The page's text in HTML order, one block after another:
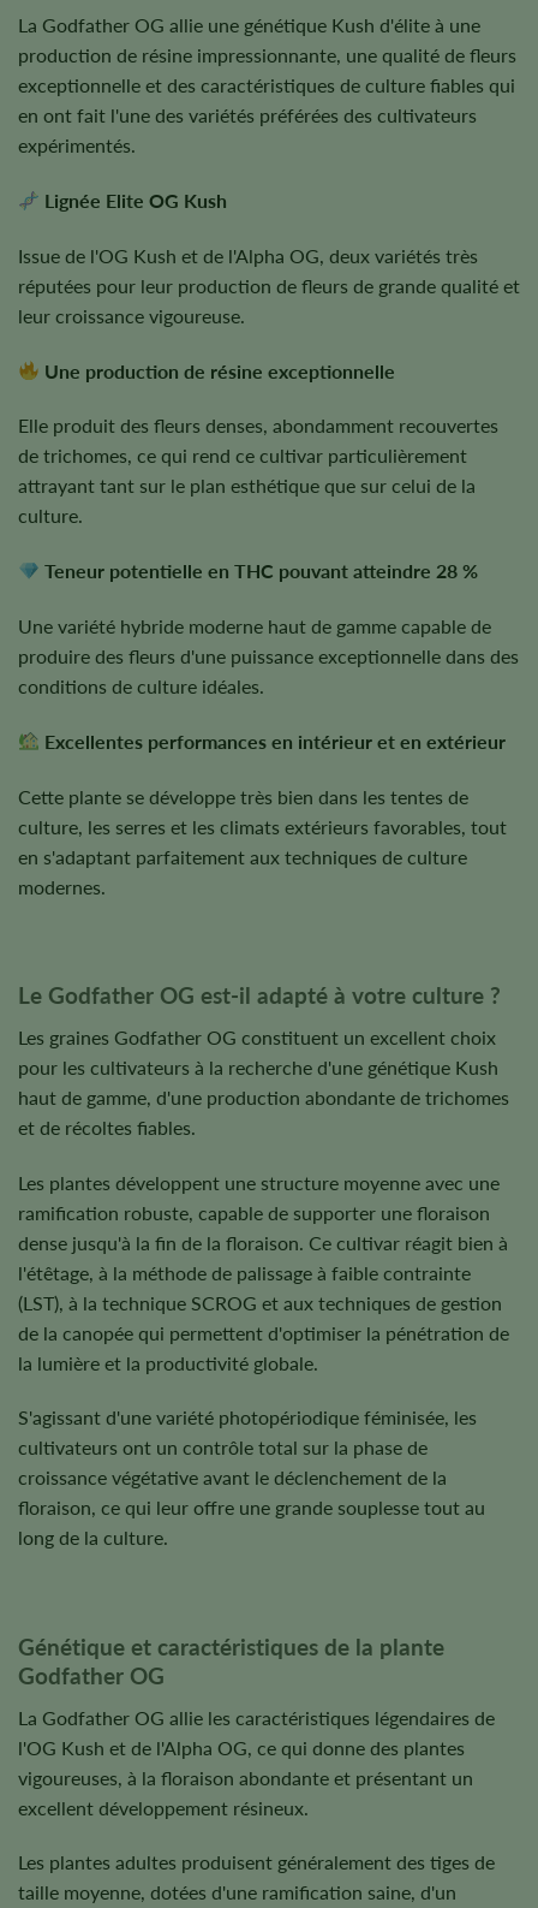
La Godfather OG allie une génétique Kush d'élite à une
production de résine impressionnante, une qualité de fleurs
exceptionnelle et des caractéristiques de culture fiables qui
en ont fait l'une des variétés préférées des cultivateurs
expérimentés.
Lignée Elite OG Kush
Issue de l'OG Kush et de l'Alpha OG, deux variétés très
réputées pour leur production de fleurs de grande qualité et
leur croissance vigoureuse.
Une production de résine exceptionnelle
Elle produit des fleurs denses, abondamment recouvertes
de trichomes, ce qui rend ce cultivar particulièrement
attrayant tant sur le plan esthétique que sur celui de la
culture.
Teneur potentielle en THC pouvant atteindre 28 %
Une variété hybride moderne haut de gamme capable de
produire des fleurs d'une puissance exceptionnelle dans des
conditions de culture idéales.
Excellentes performances en intérieur et en extérieur
Cette plante se développe très bien dans les tentes de
culture, les serres et les climats extérieurs favorables, tout
en s'adaptant parfaitement aux techniques de culture
modernes.
Le Godfather OG est-il adapté à votre culture ?
Les graines Godfather OG constituent un excellent choix
pour les cultivateurs à la recherche d'une génétique Kush
haut de gamme, d'une production abondante de trichomes
et de récoltes fiables.
Les plantes développent une structure moyenne avec une
ramification robuste, capable de supporter une floraison
dense jusqu'à la fin de la floraison. Ce cultivar réagit bien à
l'étêtage, à la méthode de palissage à faible contrainte
(LST), à la technique SCROG et aux techniques de gestion
de la canopée qui permettent d'optimiser la pénétration de
la lumière et la productivité globale.
S'agissant d'une variété photopériodique féminisée, les
cultivateurs ont un contrôle total sur la phase de
croissance végétative avant le déclenchement de la
floraison, ce qui leur offre une grande souplesse tout au
long de la culture.
Génétique et caractéristiques de la plante
Godfather OG
La Godfather OG allie les caractéristiques légendaires de
l'OG Kush et de l'Alpha OG, ce qui donne des plantes
vigoureuses, à la floraison abondante et présentant un
excellent développement résineux.
Les plantes adultes produisent généralement des tiges de
taille moyenne, dotées d'une ramification saine, d'un